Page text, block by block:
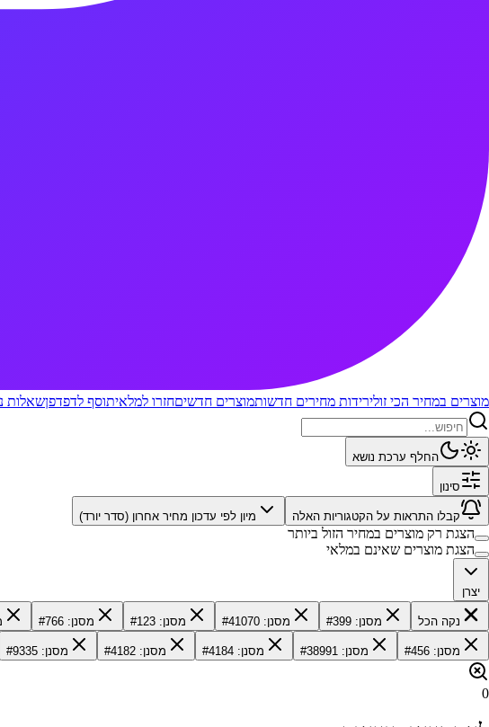
מוצרים במחיר הכי זולירידות מחירים חדשותמוצרים חדשיםחזרו למלאיתוסף לדפדפןשאלות
החלף ערכת נושא
סינון
קבלו התראות על הקטגוריות האלה מיון לפי עדכון מחיר אחרון (סדר יורד)
הצגת רק מוצרים במחיר הזול ביותר
הצגת מוצרים שאינם במלאי
יצרן
נקה הכל מסנן: #399 מסנן: #41070 מסנן: #123 מסנן: #766
מסנן: #456 מסנן: #38991 מסנן: #4184 מסנן: #4182 מסנן: #9335
0